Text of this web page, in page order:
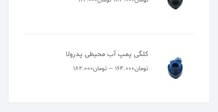
کلگی پمپ آب محیطی پدرولا
تومان۱۶۴.۰۰۰ –تومان۱۸۲.۰۰۰